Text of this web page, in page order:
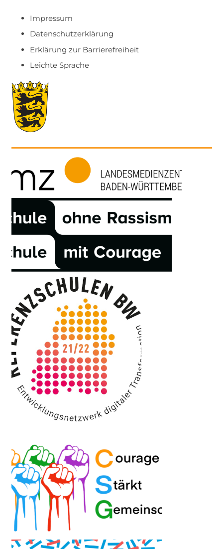
Impressum
Datenschutzerklärung
Erklärung zur Barrierefreiheit
Leichte Sprache